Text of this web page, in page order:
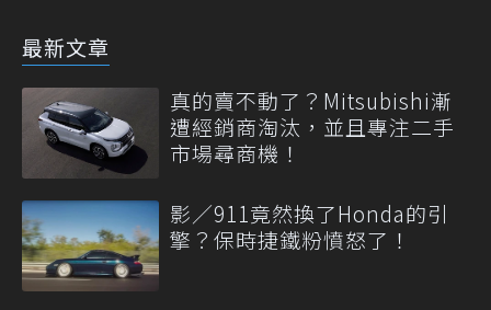
最新文章
真的賣不動了？Mitsubishi漸
遭經銷商淘汰，並且專注二手
市場尋商機！
影／911竟然換了Honda的引
擎？保時捷鐵粉憤怒了！